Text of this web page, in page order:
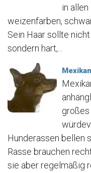
in
weizenfarben,
Sein Haar sollte
sondern hart,...
Hunderassen bellen
Rasse brauchen
sie aber regelmäßig